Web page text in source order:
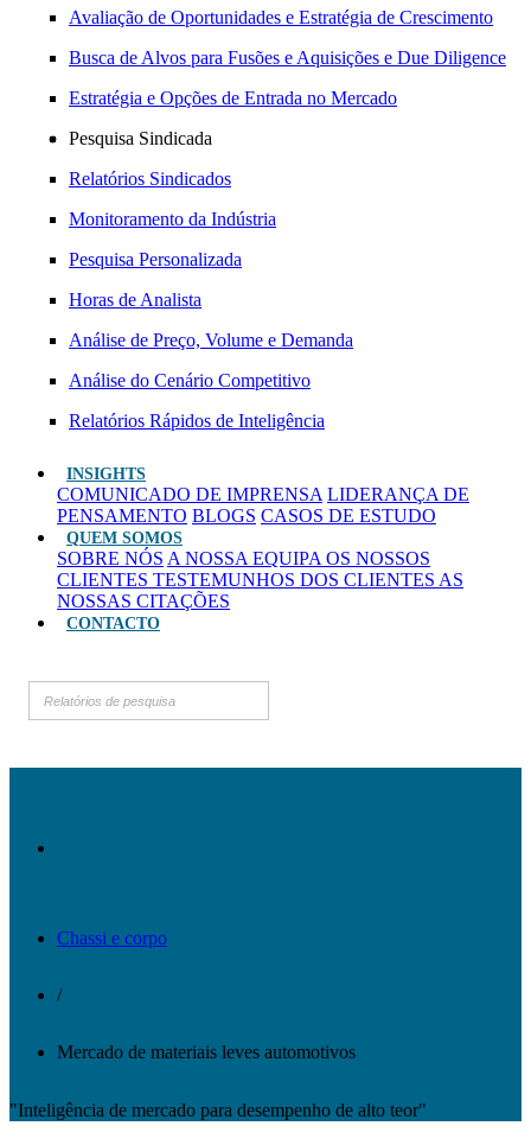
Avaliação de Oportunidades e Estratégia de Crescimento
Busca de Alvos para Fusões e Aquisições e Due Diligence
Estratégia e Opções de Entrada no Mercado
Pesquisa Sindicada
Relatórios Sindicados
Monitoramento da Indústria
Pesquisa Personalizada
Horas de Analista
Análise de Preço, Volume e Demanda
Análise do Cenário Competitivo
Relatórios Rápidos de Inteligência
INSIGHTS
COMUNICADO DE IMPRENSA LIDERANÇA DE
PENSAMENTO BLOGS CASOS DE ESTUDO
QUEM SOMOS
SOBRE NÓS A NOSSA EQUIPA OS NOSSOS
CLIENTES TESTEMUNHOS DOS CLIENTES AS
NOSSAS CITAÇÕES
CONTACTO
Chassi e corpo
/
Mercado de materiais leves automotivos
"Inteligência de mercado para desempenho de alto teor"